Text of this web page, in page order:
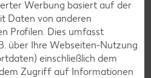
Werbung basiert auf der
Daten von anderen
Profilen. Dies umfasst
über Ihre Webseiten-Nutzung
einschließlich dem
Zugriff auf Informationen